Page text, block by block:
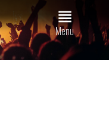
view_headline
Menu